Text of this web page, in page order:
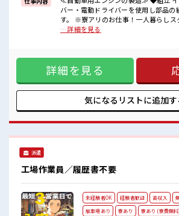
マイカー通勤もOK！
≪食堂あり≫
カフェテリア形式になっていておしゃれでメニ
派手すぎなければ多少のヘアカラーもOKなの
しっかり休める休憩室あり！
オンオフの切替もできちゃう！
ロッカーあり！
安心してお仕事に集中♪
バー・電動ドライバーを使用し部品の
す。 ※寮アリのお仕事！一人暮らしスタートにもピッタリ♪
■お仕事PR ≪寮費無料≫ 家電付き1R寮
職場が遠くても興味があれば安心して
で部屋を借りるより安く住めちゃうか
付きなので初期費用も節約できる☆ ≪
雰囲気の職場≫ 明るすぎたり奇抜で
(規定有)≪機能的な制服アリ≫ 制服が
悩み解消♪ ≪無料駐車場あり≫ マイカ
豊富★ ■職場の雰囲気 派手すぎなければ多少のヘアカラーも
OKなのはウレシイPoint☆ しっかり休
オフの切替もできちゃう！ ロッカー
…詳細を見る
詳細を見る
気になるリストに追加す
派遣
工場作業員／履歴書不要
未経験者OK 経験者歓迎 高収入
駐車場あり
寮あり 寮あり (寮費無料)